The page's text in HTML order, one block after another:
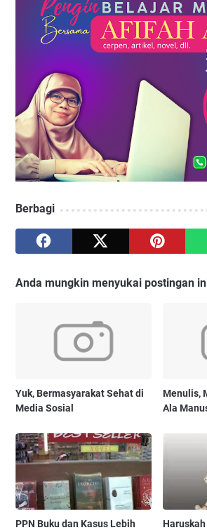
Berbagi
Anda mungkin menyukai postingan
Yuk, Bermasyarakat Sehat di
Media Sosial
Menulis,
Ala
PPN Buku dan Kasus Lebih